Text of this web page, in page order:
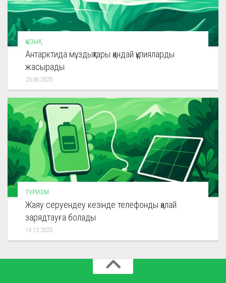
ҚЫЗЫҚ
Антарктида мұздықтары қандай құпияларды
жасырады
23.06.2025
ТУРИЗМ
Жаяу серуендеу кезінде телефонды қалай
зарядтауға болады
14.12.2025